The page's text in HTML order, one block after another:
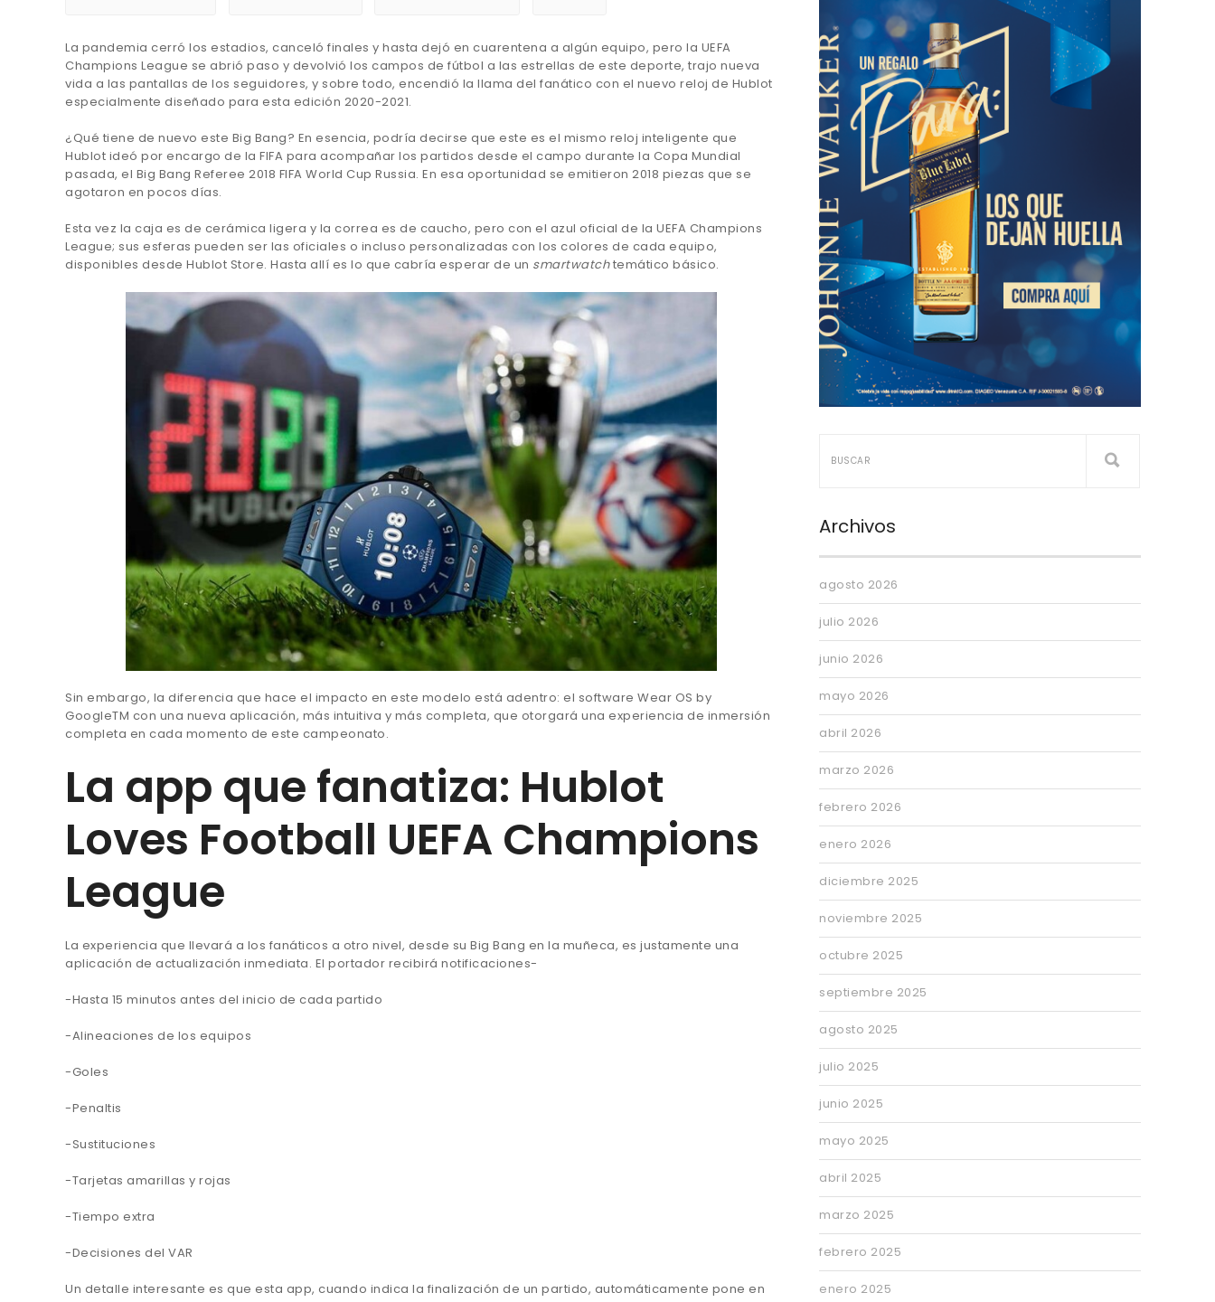
La pandemia cerró los estadios, canceló finales y hasta dejó en cuarentena a algún equipo, pero la UEFA
Champions League se abrió paso y devolvió los campos de fútbol a las estrellas de este deporte, trajo nueva
vida a las pantallas de los seguidores, y sobre todo, encendió la llama del fanático con el nuevo reloj de Hublot
especialmente diseñado para esta edición 2020-2021.
¿Qué tiene de nuevo este Big Bang? En esencia, podría decirse que este es el mismo reloj inteligente que
Hublot ideó por encargo de la FIFA para acompañar los partidos desde el campo durante la Copa Mundial
pasada, el Big Bang Referee 2018 FIFA World Cup Russia. En esa oportunidad se emitieron 2018 piezas que se
agotaron en pocos días.
Esta vez la caja es de cerámica ligera y la correa es de caucho, pero con el azul oficial de la UEFA Champions
League; sus esferas pueden ser las oficiales o incluso personalizadas con los colores de cada equipo,
disponibles desde Hublot Store. Hasta allí es lo que cabría esperar de un smartwatchtemático básico.
Sin embargo, la diferencia que hace el impacto en este modelo está adentro: el software Wear OS by
GoogleTM con una nueva aplicación, más intuitiva y más completa, que otorgará una experiencia de inmersión
completa en cada momento de este campeonato.
La app que fanatiza: Hublot
Loves Football UEFA Champions
League
La experiencia que llevará a los fanáticos a otro nivel, desde su Big Bang en la muñeca, es justamente una
aplicación de actualización inmediata. El portador recibirá notificaciones-
-Hasta 15 minutos antes del inicio de cada partido
-Alineaciones de los equipos
-Goles
-Penaltis
-Sustituciones
-Tarjetas amarillas y rojas
-Tiempo extra
-Decisiones del VAR
Un detalle interesante es que esta app, cuando indica la finalización de un partido, automáticamente pone en
Archivos
agosto 2026
julio 2026
junio 2026
mayo 2026
abril 2026
marzo 2026
febrero 2026
enero 2026
diciembre 2025
noviembre 2025
octubre 2025
septiembre 2025
agosto 2025
julio 2025
junio 2025
mayo 2025
abril 2025
marzo 2025
febrero 2025
enero 2025